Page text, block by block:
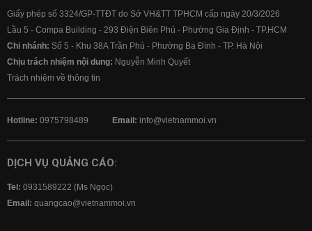
Giấy phép số 3324/GP-TTĐT do Sở VH&TT TPHCM cấp ngày 20/3/2026
Lầu 5 - Compa Building - 293 Điện Biên Phủ - Phường Gia Định - TP.HCM
Chi nhánh: Số 5 - Khu 38A Trần Phú - Phường Ba Đình - TP. Hà Nội
Chịu trách nhiệm nội dung: Nguyễn Minh Quyết
Trách nhiệm về thông tin
Hotline: 0975798489 Email: info@vietnammoi.vn
DỊCH VỤ QUẢNG CÁO:
Tel: 0931589222 (Ms Ngọc)
Email: quangcao@vietnammoi.vn